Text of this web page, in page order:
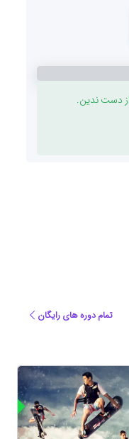
دست ندین.
تمام دوره های رایگان